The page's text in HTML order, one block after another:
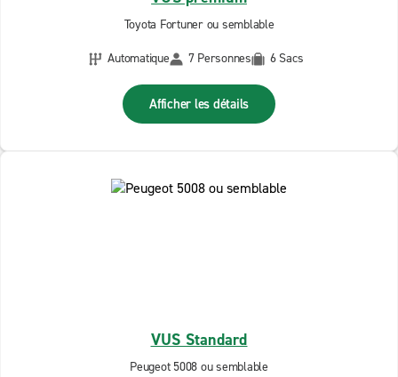
Toyota Fortuner ou semblable
Automatique
7 Personnes 6 Sacs
Afficher les détails
VUS Standard
Peugeot 5008 ou semblable